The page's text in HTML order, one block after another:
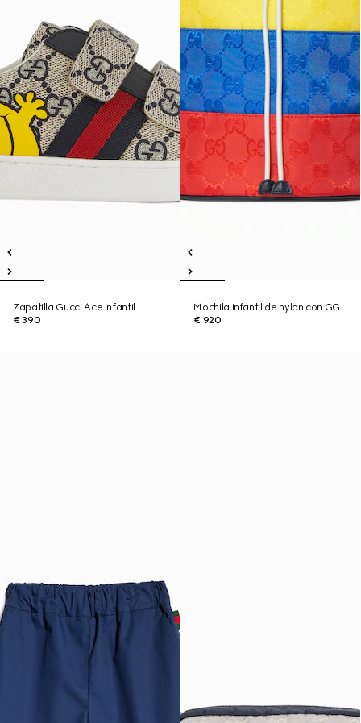
Zapatilla Gucci Ace infantil
€ 390
Mochila infantil de nylon con GG
€ 920